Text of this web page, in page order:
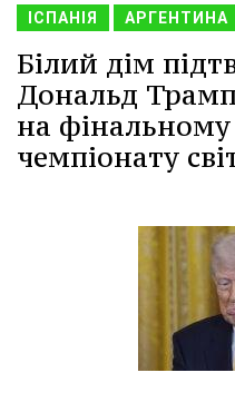
ІСПАНІЯ АРГЕНТИНА
Білий дім
Дональд
на фінальному
чемпіонату